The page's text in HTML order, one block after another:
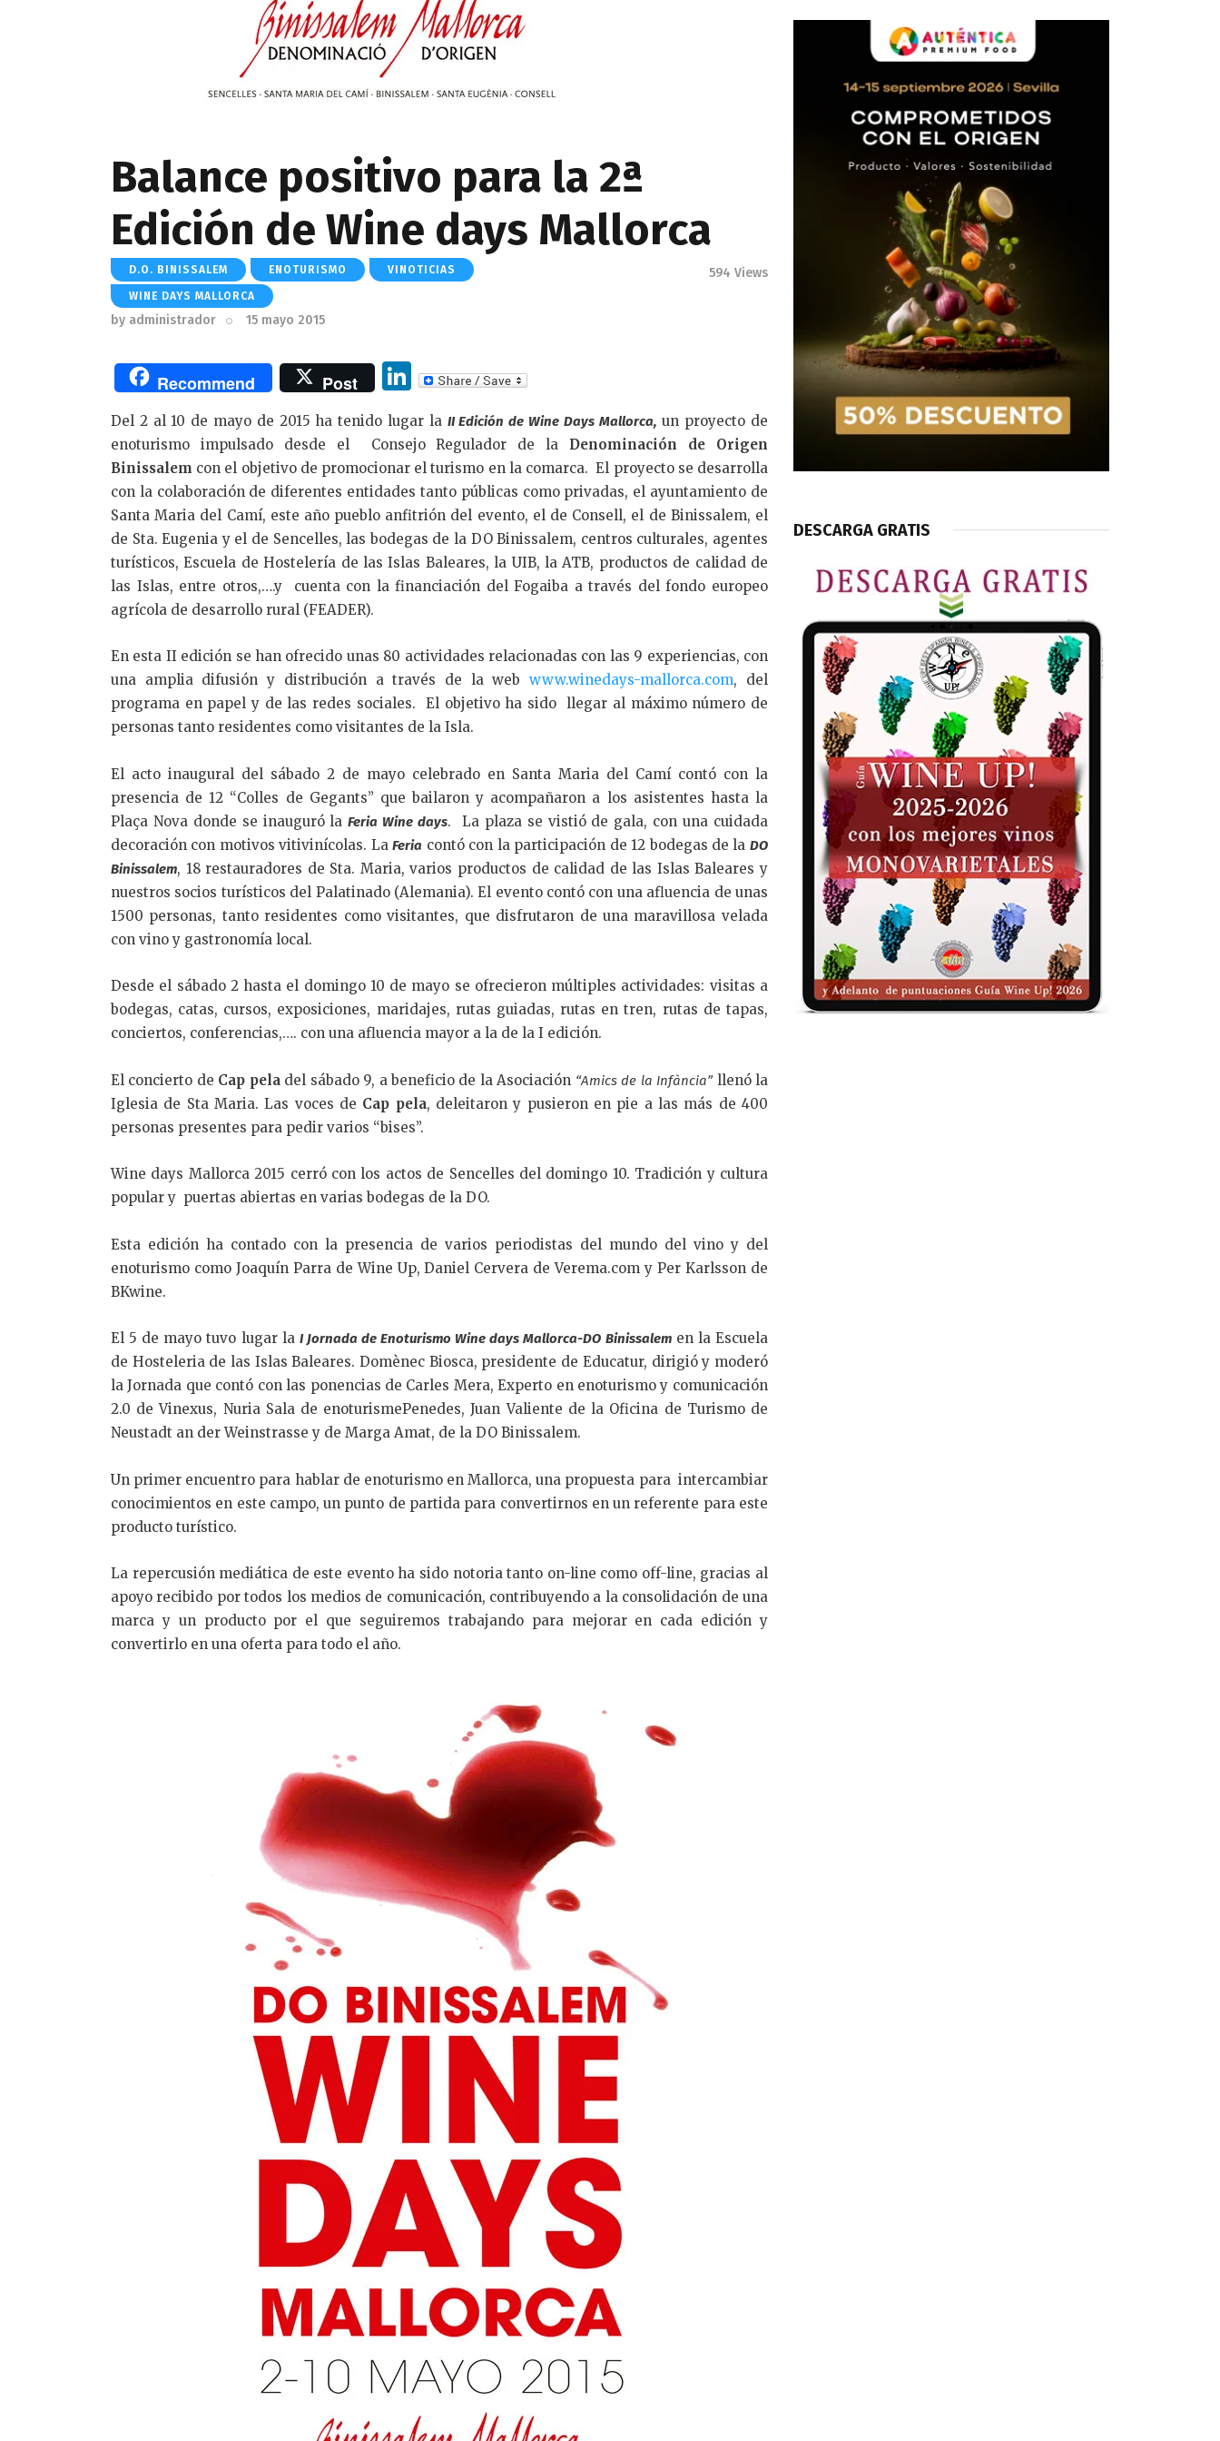
Balance positivo para la 2ª
Edición de Wine days Mallorca
D.O. BINISSALEM ENOTURISMO VINOTICIAS
WINE DAYS MALLORCA
by administrador 15 mayo 2015
594 Views
Recommend Post
Li
n
k
e
dI
n
Del 2 al 10 de mayo de 2015 ha tenido lugar la II Edición de Wine Days Mallorca, un proyecto de
enoturismo impulsado desde el Consejo Regulador de la Denominación de Origen
Binissalem con el objetivo de promocionar el turismo en la comarca. El proyecto se desarrolla
con la colaboración de diferentes entidades tanto públicas como privadas, el ayuntamiento de
Santa Maria del Camí, este año pueblo anfitrión del evento, el de Consell, el de Binissalem, el
de Sta. Eugenia y el de Sencelles, las bodegas de la DO Binissalem, centros culturales, agentes
turísticos, Escuela de Hostelería de las Islas Baleares, la UIB, la ATB, productos de calidad de
las Islas, entre otros,….y cuenta con la financiación del Fogaiba a través del fondo europeo
agrícola de desarrollo rural (FEADER).
En esta II edición se han ofrecido unas 80 actividades relacionadas con las 9 experiencias, con
una amplia difusión y distribución a través de la webwww.winedays-mallorca.com, del
programa en papel y de las redes sociales. El objetivo ha sido llegar al máximo número de
personas tanto residentes como visitantes de la Isla.
El acto inaugural del sábado 2 de mayo celebrado en Santa Maria del Camí contó con la
presencia de 12 “Colles de Gegants” que bailaron y acompañaron a los asistentes hasta la
Plaça Nova donde se inauguró laFeria Wine days. La plaza se vistió de gala, con una cuidada
decoración con motivos vitivinícolas. LaFeria contó con la participación de 12 bodegas de la DO
Binissalem, 18 restauradores de Sta. Maria, varios productos de calidad de las Islas Baleares y
nuestros socios turísticos del Palatinado (Alemania). El evento contó con una afluencia de unas
1500 personas, tanto residentes como visitantes, que disfrutaron de una maravillosa velada
con vino y gastronomía local.
Desde el sábado 2 hasta el domingo 10 de mayo se ofrecieron múltiples actividades: visitas a
bodegas, catas, cursos, exposiciones, maridajes, rutas guiadas, rutas en tren, rutas de tapas,
conciertos, conferencias,…. con una afluencia mayor a la de la I edición.
El concierto de Cap peladel sábado 9, a beneficio de la Asociación “Amics de la Infància”llenó la
Iglesia de Sta Maria. Las voces de Cap pela, deleitaron y pusieron en pie a las más de 400
personas presentes para pedir varios “bises”.
Wine days Mallorca 2015 cerró con los actos de Sencelles del domingo 10. Tradición y cultura
popular y puertas abiertas en varias bodegas de la DO.
Esta edición ha contado con la presencia de varios periodistas del mundo del vino y del
enoturismo como Joaquín Parra de Wine Up, Daniel Cervera de Verema.com y Per Karlsson de
BKwine.
El 5 de mayo tuvo lugar la I Jornada de Enoturismo Wine days Mallorca-DO Binissalemen la Escuela
de Hosteleria de las Islas Baleares. Domènec Biosca, presidente de Educatur, dirigió y moderó
la Jornada que contó con las ponencias de Carles Mera, Experto en enoturismo y comunicación
2.0 de Vinexus, Nuria Sala de enoturismePenedes, Juan Valiente de la Oficina de Turismo de
Neustadt an der Weinstrasse y de Marga Amat, de la DO Binissalem.
Un primer encuentro para hablar de enoturismo en Mallorca, una propuesta para intercambiar
conocimientos en este campo, un punto de partida para convertirnos en un referente para este
producto turístico.
La repercusión mediática de este evento ha sido notoria tanto on-line como off-line, gracias al
apoyo recibido por todos los medios de comunicación, contribuyendo a la consolidación de una
marca y un producto por el que seguiremos trabajando para mejorar en cada edición y
convertirlo en una oferta para todo el año.
DESCARGA GRATIS